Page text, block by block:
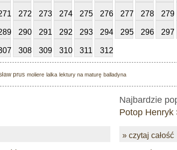
272 273 274 275 276 277 278 279
290 291 292 293 294 295 296 297
308 309 310 311 312
prus moliere lalka lektury na maturę balladyna
Najbardzie
Potop Henryk
» czytaj całość